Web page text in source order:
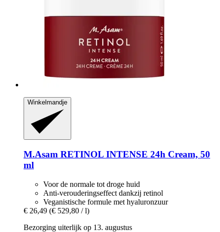
Winkelmandje
M.Asam RETINOL INTENSE 24h Cream, 50
ml
Voor de normale tot droge huid
Anti-verouderingseffect dankzij retinol
Veganistische formule met hyaluronzuur
€ 26,49 (€ 529,80 / l)
Bezorging uiterlijk op 13. augustus